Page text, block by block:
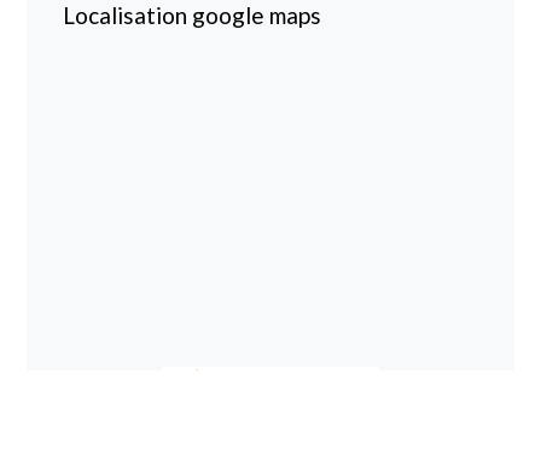
Localisation google maps